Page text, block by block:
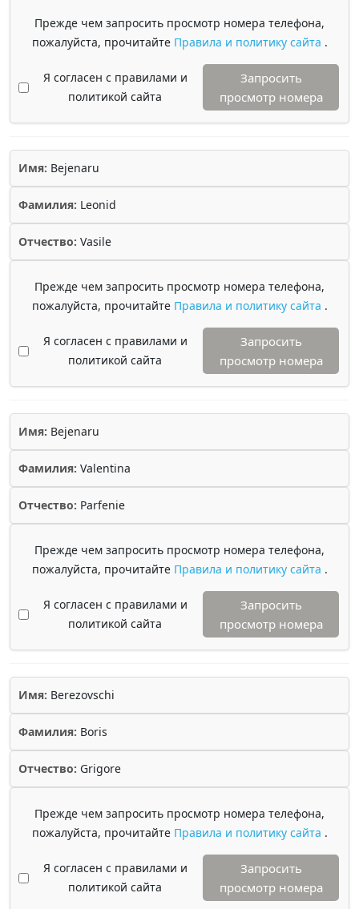
Прежде чем запросить просмотр номера телефона,
пожалуйста, прочитайте Правила и политику сайта .
Я согласен с правилами и
политикой сайта
Запросить
просмотр номера
Имя: Bejenaru
Фамилия: Leonid
Отчество: Vasile
Прежде чем запросить просмотр номера телефона,
пожалуйста, прочитайте Правила и политику сайта .
Я согласен с правилами и
политикой сайта
Запросить
просмотр номера
Имя: Bejenaru
Фамилия: Valentina
Отчество: Parfenie
Прежде чем запросить просмотр номера телефона,
пожалуйста, прочитайте Правила и политику сайта .
Я согласен с правилами и
политикой сайта
Запросить
просмотр номера
Имя: Berezovschi
Фамилия: Boris
Отчество: Grigore
Прежде чем запросить просмотр номера телефона,
пожалуйста, прочитайте Правила и политику сайта .
Я согласен с правилами и
политикой сайта
Запросить
просмотр номера